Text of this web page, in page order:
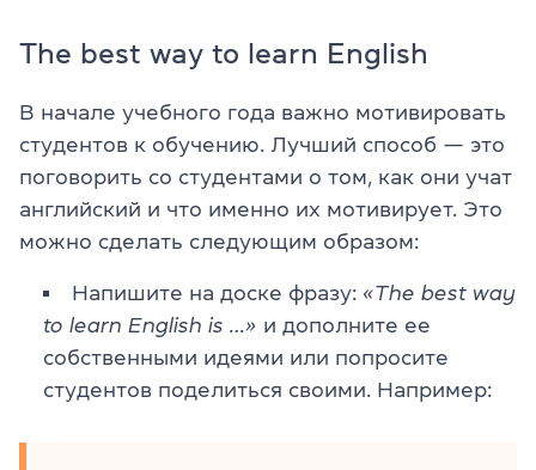
The best way to learn English
В начале учебного года важно мотивировать
студентов к обучению. Лучший способ — это
поговорить со студентами о том, как они учат
английский и что именно их мотивирует. Это
можно сделать следующим образом:
Напишите на доске фразу: «The best way
to learn English is …» и дополните ее
собственными идеями или попросите
студентов поделиться своими. Например: